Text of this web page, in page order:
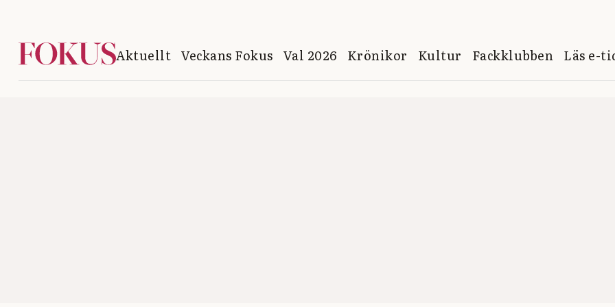
Aktuellt Veckans Fokus Val 2026 Krönikor Kultur Fackklubben Läs e-